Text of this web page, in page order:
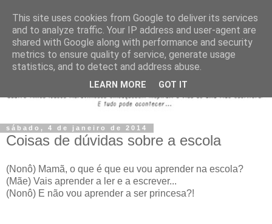
sábado, 4 de janeiro de 2014
Coisas de dúvidas sobre a escola
(Nonô) Mamã, o que é que eu vou aprender na escola?
(Mãe) Vais aprender a ler e a escrever...
(Nonô) E não vou aprender a ser princesa?!
This site uses cookies from Google to deliver its services
and to analyze traffic. Your IP address and user-agent are
shared with Google along with performance and security
metrics to ensure quality of service, generate usage
statistics, and to detect and address abuse.
LEARN MORE GOT IT